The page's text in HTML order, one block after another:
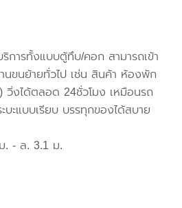
การทั้งแบบตู้ทึบ/คอก สามารถเข้า
นขนย้ายทั่วไป เช่น สินค้า ห้องพัก
วิ่งได้ตลอด 24ชั่วโมง เหมือนรถ
ะแบบเรียบ บรรทุกของได้สบาย
. - ล. 3.1 ม.